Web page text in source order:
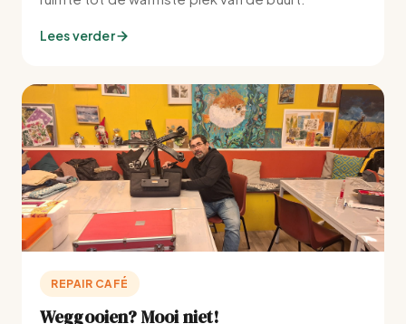
Lees verder
REPAIR CAFÉ
Weggooien? Mooi niet!